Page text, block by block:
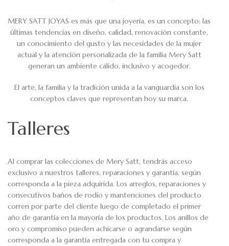
MERY SATT JOYAS es más que una joyería, es un concepto; las
últimas tendencias en diseño, calidad, renovación constante,
un conocimiento del gusto y las necesidades de la mujer
actual y la atención personalizada de la familia Mery Satt
generan un ambiente cálido, inclusivo y acogedor.
El arte, la familia y la tradición unida a la vanguardia son los
conceptos claves que representan hoy su marca.
Talleres
Al comprar las colecciones de Mery Satt, tendrás acceso
exclusivo a nuestros talleres, reparaciones y garantía, según
corresponda a la pieza adquirida. Los arreglos, reparaciones y
consecutivos baños de rodio y mantenciones del producto
corren por parte del cliente luego de completado el primer
año de garantía en la mayoría de los productos. Los anillos de
oro y compromiso pueden achicarse o agrandarse según
corresponda a la garantía entregada con tu compra y